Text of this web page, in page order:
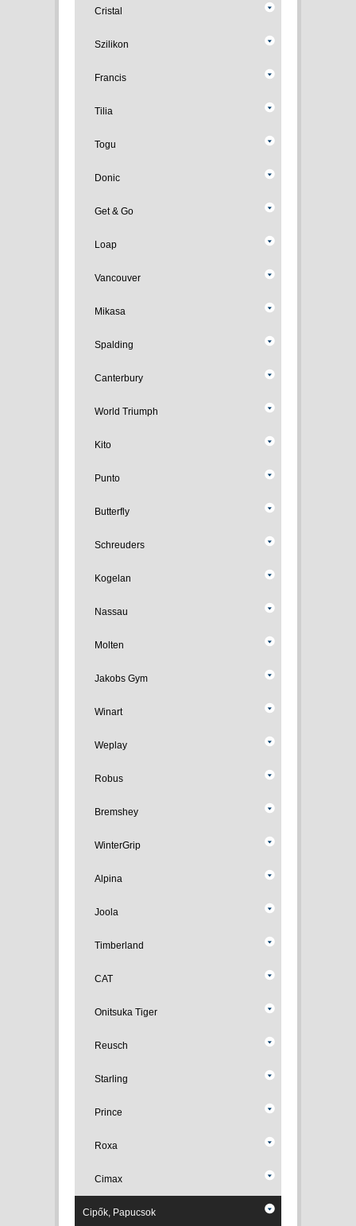
Cristal
Szilikon
Francis
Tilia
Togu
Donic
Get & Go
Loap
Vancouver
Mikasa
Spalding
Canterbury
World Triumph
Kito
Punto
Butterfly
Schreuders
Kogelan
Nassau
Molten
Jakobs Gym
Winart
Weplay
Robus
Bremshey
WinterGrip
Alpina
Joola
Timberland
CAT
Onitsuka Tiger
Reusch
Starling
Prince
Roxa
Cimax
Cipők, Papucsok